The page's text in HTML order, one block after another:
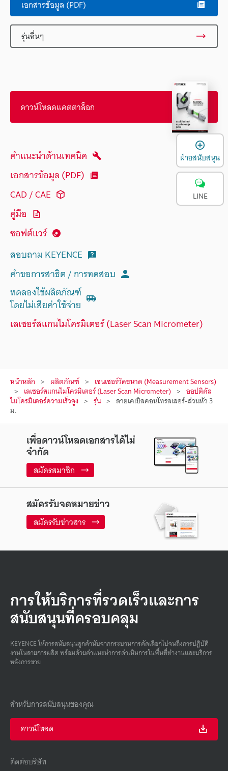
เอกสารข้อมูล (PDF)
รุ่นอื่นๆ
ดาวน์โหลดแคตตาล็อก
คำแนะนำด้านเทคนิค
เอกสารข้อมูล (PDF)
CAD / CAE
คู่มือ
ซอฟต์แวร์
สอบถาม KEYENCE
คำขอการสาธิต / การทดสอบ
ทดลองใช้ผลิตภัณฑ์
โดยไม่เสียค่าใช้จ่าย
เลเซอร์สแกนไมโครมิเตอร์ (Laser Scan Micrometer)
หน้าหลัก ผลิตภัณฑ์ เซนเซอร์วัดขนาด (Measurement Sensors)
เลเซอร์สแกนไมโครมิเตอร์ (Laser Scan Micrometer) ออปติคัล
ไมโครมิเตอร์ความเร็วสูง รุ่น สายเคเบิลคอนโทรลเลอร์-ส่วนหัว 3
ม.
เพื่อดาวน์โหลดเอกสารได้ไม่
จำกัด
สมัครสมาชิก
สมัครรับจดหมายข่าว
สมัครรับข่าวสาร
การให้บริการที่รวดเร็วและการ
สนับสนุนที่ครอบคลุม
KEYENCE ให้การสนับสนุนลูกค้านับจากกระบวนการคัดเลือกไปจนถึงการปฏิบัติ
งานในสายการผลิต พร้อมด้วยคําแนะนําการดําเนินการในพื้นที่ทํางานและบริการ
หลังการขาย
สำหรับการสนับสนุนของคุณ
ดาวน์โหลด
ติดต่อบริษัท
ฝ่ายสนับสนุน
LINE